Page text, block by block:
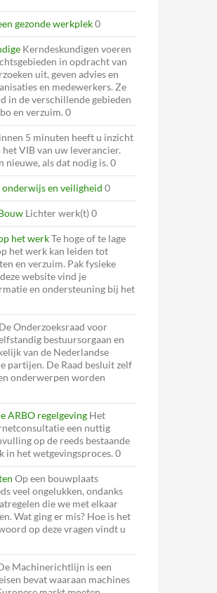
gezonde werkplek0
Kerndeskundigen voeren
in opdracht van
uit, geven advies en
en medewerkers. Ze
in de verschillende gebieden
en verzuim. 0
5 minuten heeft u inzicht
VIB van uw leverancier.
nieuwe, als dat nodig is. 0
en veiligheid 0
Lichter werk(t) 0
het werkTe hoge of te lage
het werk kan leiden tot
en verzuim. Pak fysieke
website vind je
en ondersteuning bij het
De Onderzoeksraad voor
bestuursorgaan en
van de Nederlandse
partijen. De Raad besluit zelf
onderwerpen worden
ARBO regelgeving Het
een nuttig
op de reeds bestaande
het wetgevingsproces. 0
Op een bouwplaats
veel ongelukken, ondanks
die we met elkaar
Wat ging er mis? Hoe is het
op deze vragen vindt u
Machinerichtlijn is een
bevat waaraan machines